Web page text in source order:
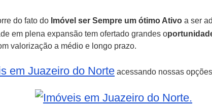
do fato do Imóvel ser Sempre um ótimo Ativo a ser
em plena expansão tem ofertado grandes o
valorização a médio e longo prazo.
em Juazeiro do Norte acessando nossas